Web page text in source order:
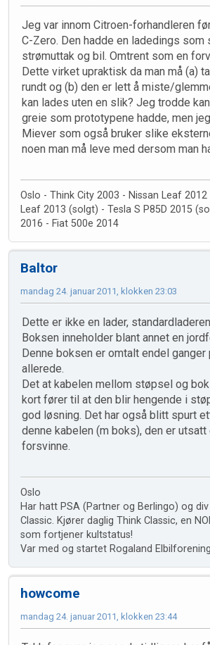
Jeg var innom Citroen-forhandleren
C-Zero. Den hadde en ladedings som
strømuttak og bil. Omtrent som en
Dette virket upraktisk da man må (a)
rundt og (b) den er lett å miste/
kan lades uten en slik? Jeg trodde
greie som prototypene hadde, men
Miever som også bruker slike
noen man må leve med dersom man
Oslo - Think City 2003 - Nissan Leaf
Leaf 2013 (solgt) - Tesla S P85D 2015
2016 - Fiat 500e 2014
Baltor
mandag 24. januar 2011, klokken 23:03
Dette er ikke en lader,
Boksen inneholder blant annet en
Denne boksen er omtalt endel ganger
allerede.
Det at kabelen mellom støpsel og
kort fører til at den blir hengende i
god løsning. Det har også blitt spurt
denne kabelen (m boks), den er utsatt
forsvinne.
Oslo
Har hatt PSA (Partner og Berlingo) og
Classic. Kjører daglig Think Classic, en
som fortjener kultstatus!
Var med og startet Rogaland
howcome
mandag 24. januar 2011, klokken 23:44